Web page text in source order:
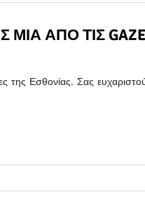
ΑΠΌ ΤΙΣ
της Εσθονίας. Σας